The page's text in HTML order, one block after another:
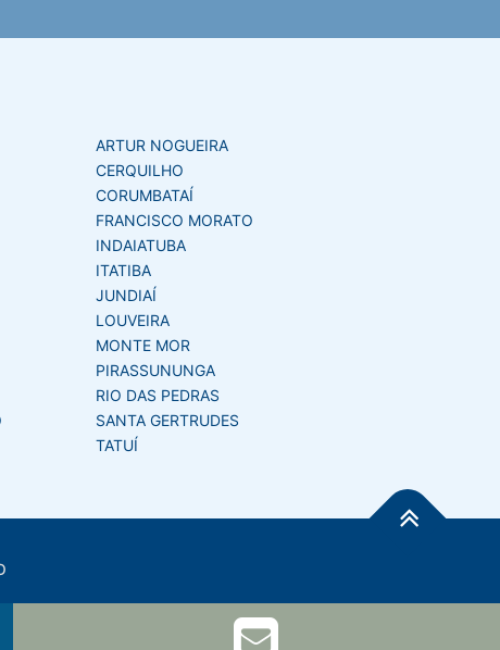
ARTUR NOGUEIRA
CERQUILHO
CORUMBATAÍ
FRANCISCO MORATO
INDAIATUBA
ITATIBA
JUNDIAÍ
LOUVEIRA
MONTE MOR
PIRASSUNUNGA
RIO DAS PEDRAS
SANTA GERTRUDES
TATUÍ